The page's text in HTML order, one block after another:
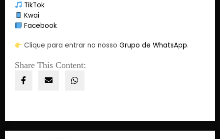
TikTok
Kwai
Facebook
Clique para entrar no nossoGrupo de WhatsApp.
Share This Content: